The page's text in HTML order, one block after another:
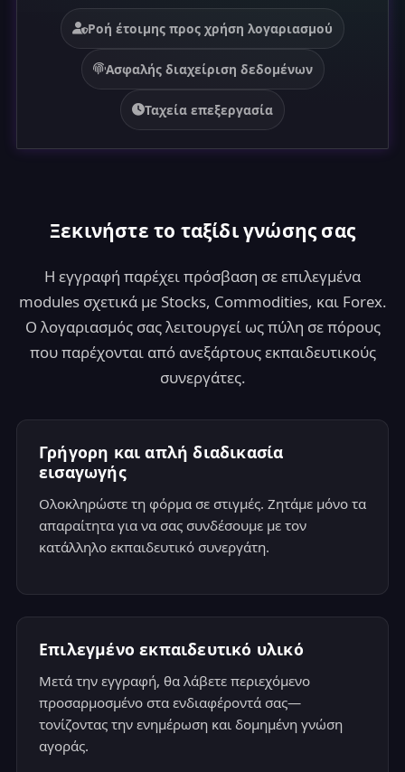
Ροή έτοιμης προς χρήση λογαριασμού
Ασφαλής διαχείριση δεδομένων
Ταχεία επεξεργασία
Ξεκινήστε το ταξίδι γνώσης σας
Η εγγραφή παρέχει πρόσβαση σε επιλεγμένα
modules σχετικά με Stocks, Commodities, και Forex.
Ο λογαριασμός σας λειτουργεί ως πύλη σε πόρους
που παρέχονται από ανεξάρτους εκπαιδευτικούς
συνεργάτες.
Γρήγορη και απλή διαδικασία
εισαγωγής
Ολοκληρώστε τη φόρμα σε στιγμές. Ζητάμε μόνο τα
απαραίτητα για να σας συνδέσουμε με τον
κατάλληλο εκπαιδευτικό συνεργάτη.
Επιλεγμένο εκπαιδευτικό υλικό
Μετά την εγγραφή, θα λάβετε περιεχόμενο
προσαρμοσμένο στα ενδιαφέροντά σας—
τονίζοντας την ενημέρωση και δομημένη γνώση
αγοράς.